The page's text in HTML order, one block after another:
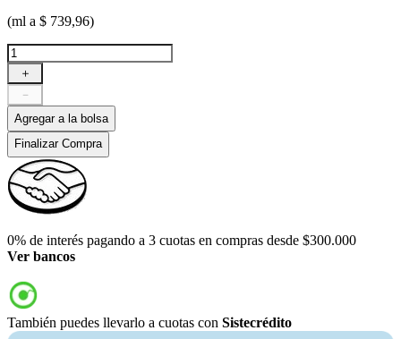
(ml a $ 739,96)
＋
－
Agregar a la bolsa
Finalizar Compra
0% de interés pagando a 3 cuotas en compras desde $300.000
Ver bancos
También puedes llevarlo a cuotas con Sistecrédito